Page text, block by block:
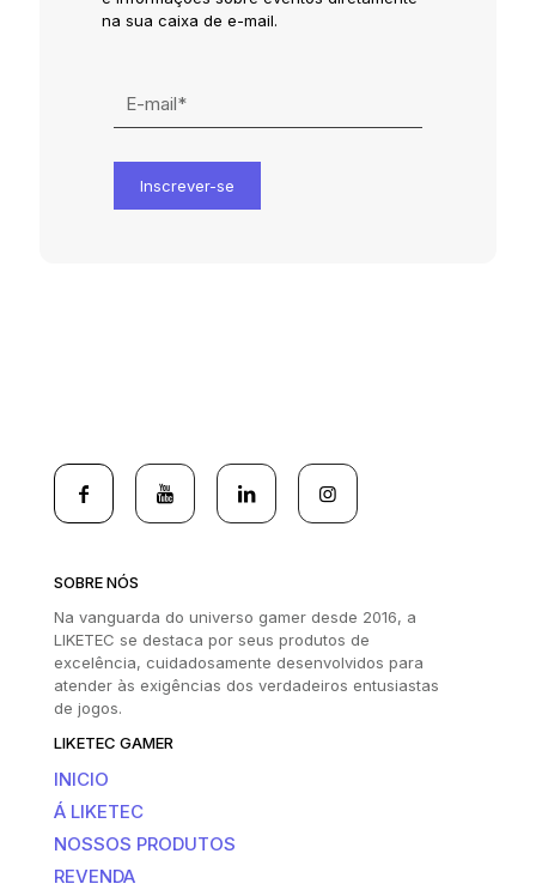
na sua caixa de e-mail.
SOBRE NÓS
Na vanguarda do universo gamer desde 2016, a
LIKETEC se destaca por seus produtos de
excelência, cuidadosamente desenvolvidos para
atender às exigências dos verdadeiros entusiastas
de jogos.
LIKETEC GAMER
INICIO
Á LIKETEC
NOSSOS PRODUTOS
REVENDA